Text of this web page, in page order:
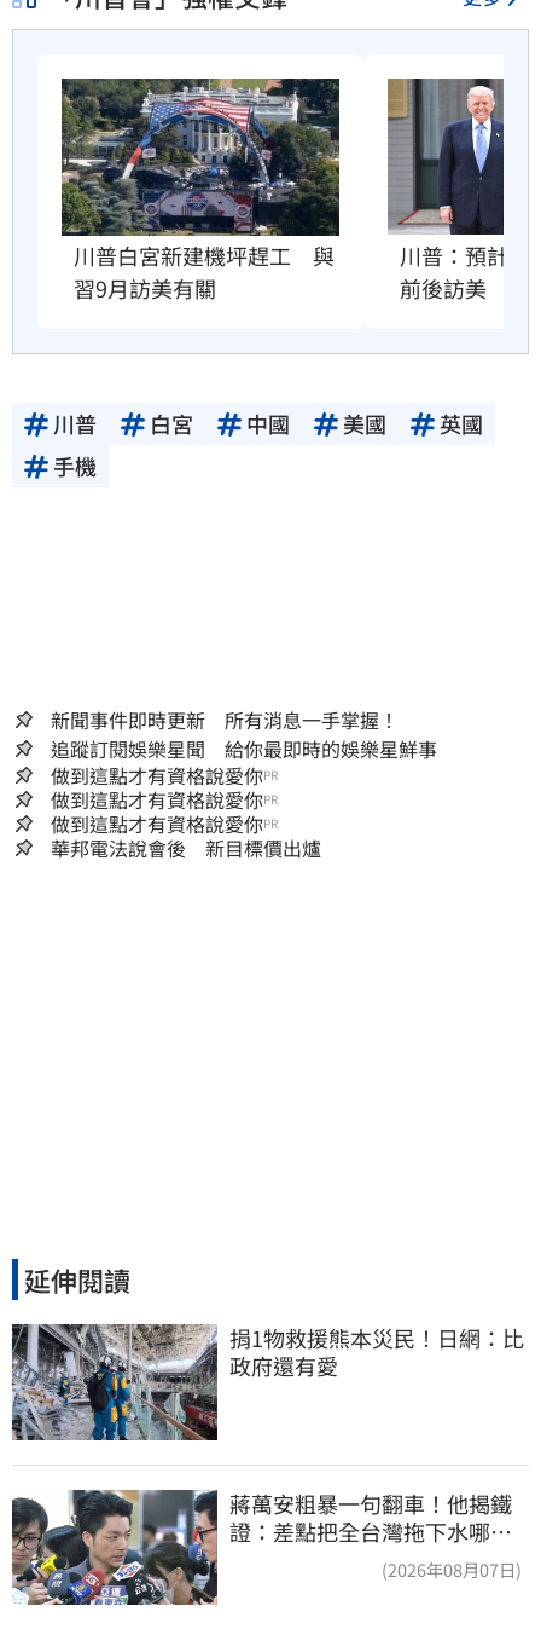
川普白宮新建機坪趕工　與
習9月訪美有關
川普：預計習
前後訪美
川普 白宮 中國 美國
英國
手機
新聞事件即時更新 所有消息一手掌握！
追蹤訂閱娛樂星聞 給你最即時的娛樂星鮮事
做到這點才有資格說愛你PR
做到這點才有資格說愛你PR
做到這點才有資格說愛你PR
華邦電法說會後 新目標價出爐
延伸閱讀
捐1物救援熊本災民！日網：比
政府還有愛
蔣萬安粗暴一句翻車！他揭鐵
證：差點把全台灣拖下水哪時
(2026年08月07日)